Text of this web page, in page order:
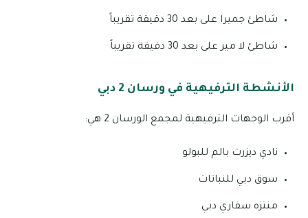
شاطئ جميرا على بعد 30 دقيقة تقريباً
شاطئ لا مير على بعد 30 دقيقة تقريباً
الأنشطة الترفيهية في ورسان 2 دبي
أقرب الوجهات الترفيهية لمجمع الورسان 2 هي:
نادي ديزرت بالم للبولو
سوق دبي للنباتات
منتزه سفاري دبي